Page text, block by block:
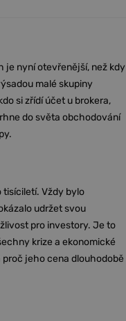
je nyní otevřenější, než kdy
malé skupiny
si zřídí účet u brokera,
do světa obchodování
tisíciletí. Vždy bylo
udržet svou
pro investory. Je to
krize a ekonomické
jeho cena dlouhodobě